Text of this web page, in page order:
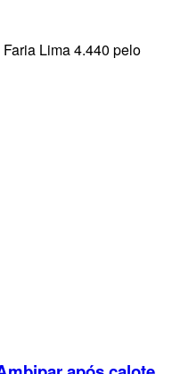
Lima 4.440 pelo